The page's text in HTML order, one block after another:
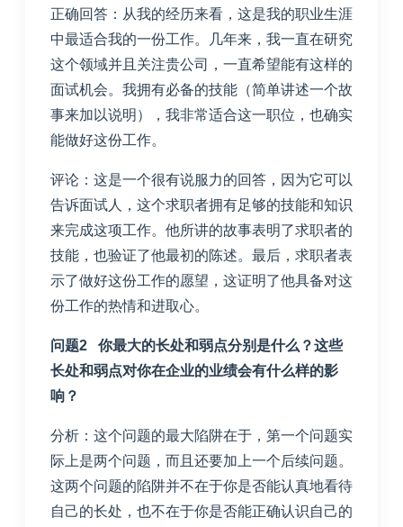
正确回答：从我的经历来看，这是我的职业生涯
中最适合我的一份工作。几年来，我一直在研究
这个领域并且关注贵公司，一直希望能有这样的
面试机会。我拥有必备的技能（简单讲述一个故
事来加以说明），我非常适合这一职位，也确实
能做好这份工作。
评论：这是一个很有说服力的回答，因为它可以
告诉面试人，这个求职者拥有足够的技能和知识
来完成这项工作。他所讲的故事表明了求职者的
技能，也验证了他最初的陈述。最后，求职者表
示了做好这份工作的愿望，这证明了他具备对这
份工作的热情和进取心。
问题2 你最大的长处和弱点分别是什么？这些
长处和弱点对你在企业的业绩会有什么样的影
响？
分析：这个问题的最大陷阱在于，第一个问题实
际上是两个问题，而且还要加上一个后续问题。
这两个问题的陷阱并不在于你是否能认真地看待
自己的长处，也不在于你是否能正确认识自己的